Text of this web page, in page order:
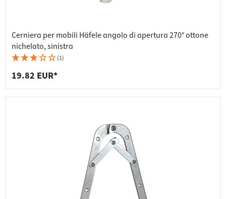
Cerniera per mobili Häfele angolo di apertura 270° ottone
nichelato, sinistra
(1)
19.82 EUR*